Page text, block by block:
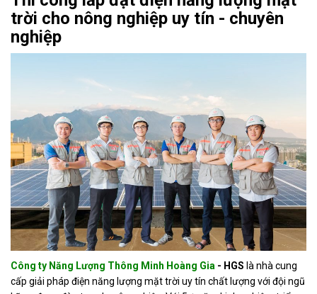
trời cho nông nghiệp uy tín - chuyên
nghiệp
Công ty Năng Lượng Thông Minh Hoàng Gia - HGS là nhà cung
cấp giải pháp điện năng lượng mặt trời uy tín chất lượng với đội ngũ